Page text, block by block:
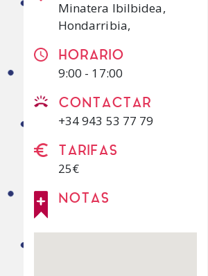
Minatera Ibilbidea,
Hondarribia,
HORARIO
9:00 - 17:00
CONTACTAR
+34 943 53 77 79
TARIFAS
25€
NOTAS